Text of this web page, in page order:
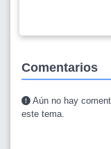
Comentarios
Aún no hay
este tema.